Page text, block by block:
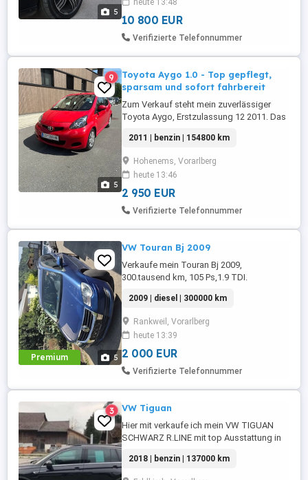
5
geringfügig ändern, da das Fahrzeug
weiterhin gefahren wird!) Pickerl im Juni
2026 ...
heute 13:48
10 800 EUR
Verifizierte Telefonnummer
5
9
Toyota Aygo 1.0 - Top gepflegt,
sparsam und sofort fahrbereit
Zum Verkauf steht mein zuverlässiger
Toyota Aygo, Erstzulassung 12 2011. Das
letzter Zeit umfangreich gewartet. Viele
Verschleißteile wurden erneuert, sodass in
nächster Zeit keine größeren Investitionen
zu erwarten sind. Der Aygo überzeugt
durch seinen sparsamen ...
2011 | benzin | 154800 km
Hohenems, Vorarlberg
heute 13:46
2 950 EUR
Verifizierte Telefonnummer
Premium 5
VW Touran Bj 2009
Verkaufe mein Touran Bj 2009,
300.tausend km, 105 Ps,1.9 TDI.
Zahnriemen wurde März 2025 mit
Wasserpupe erneuert. An Bastler oder
Export.
2009 | diesel | 300000 km
Rankweil, Vorarlberg
heute 13:39
2 000 EUR
Verifizierte Telefonnummer
3 VW Tiguan
Hier mit verkaufe ich mein VW TIGUAN
SCHWARZ R.LINE mit top Ausstattung in
regelmäßig bei VW gewartet.
Besichtigung und Probefahrt sind nach
2018 | benzin | 137000 km